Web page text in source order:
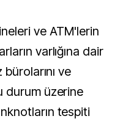
varlığına dair
ve
durum üzerine
tespiti